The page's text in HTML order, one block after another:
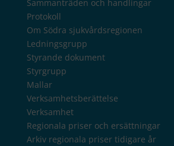
Sammanträden och handlingar
Protokoll
Om Södra sjukvårdsregionen
Ledningsgrupp
Styrande dokument
Styrgrupp
Mallar
Verksamhetsberättelse
Verksamhet
Regionala priser och ersättningar
Arkiv regionala priser tidigare år